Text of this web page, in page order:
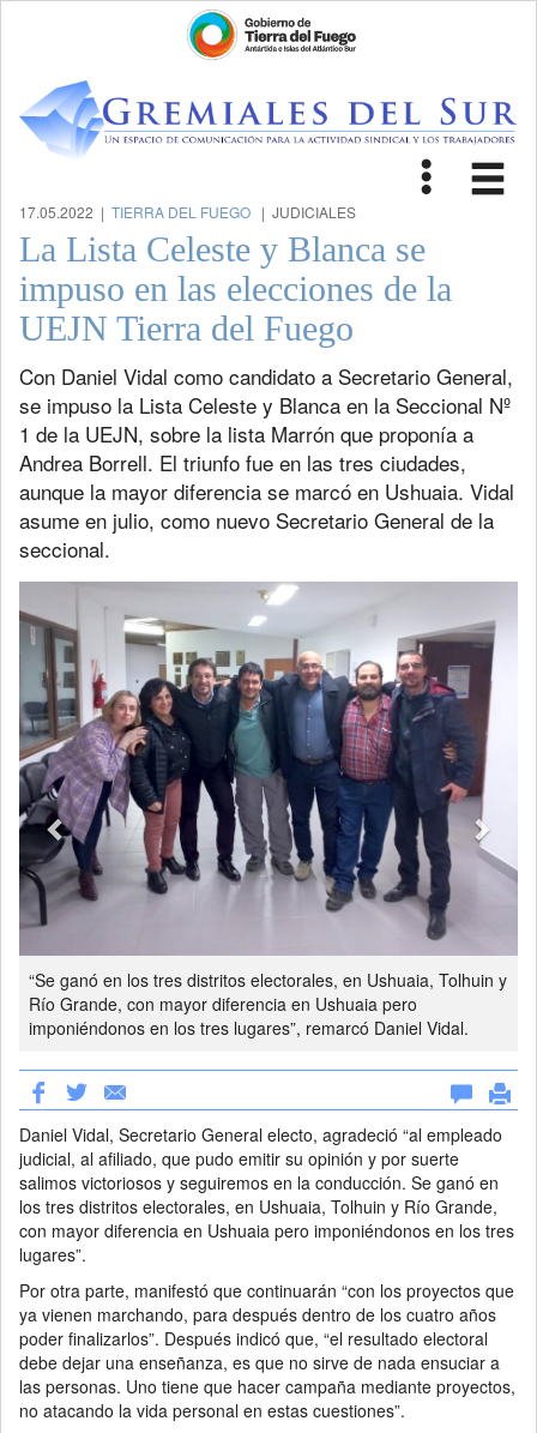
Toggle
17.05.2022 | TIERRA DEL FUEGO | JUDICIALES
La Lista Celeste y Blanca se
impuso en las elecciones de la
UEJN Tierra del Fuego
Con Daniel Vidal como candidato a Secretario General,
se impuso la Lista Celeste y Blanca en la Seccional Nº
1 de la UEJN, sobre la lista Marrón que proponía a
Andrea Borrell. El triunfo fue en las tres ciudades,
aunque la mayor diferencia se marcó en Ushuaia. Vidal
asume en julio, como nuevo Secretario General de la
seccional.
“Se ganó en los tres distritos electorales, en Ushuaia, Tolhuin y
Río Grande, con mayor diferencia en Ushuaia pero
imponiéndonos en los tres lugares”, remarcó Daniel Vidal.
Previous
Daniel Vidal, Secretario General electo, agradeció “al empleado
judicial, al afiliado, que pudo emitir su opinión y por suerte
salimos victoriosos y seguiremos en la conducción. Se ganó en
los tres distritos electorales, en Ushuaia, Tolhuin y Río Grande,
con mayor diferencia en Ushuaia pero imponiéndonos en los tres
lugares”.
Por otra parte, manifestó que continuarán “con los proyectos que
ya vienen marchando, para después dentro de los cuatro años
poder finalizarlos”. Después indicó que, “el resultado electoral
debe dejar una enseñanza, es que no sirve de nada ensuciar a
las personas. Uno tiene que hacer campaña mediante proyectos,
no atacando la vida personal en estas cuestiones”.